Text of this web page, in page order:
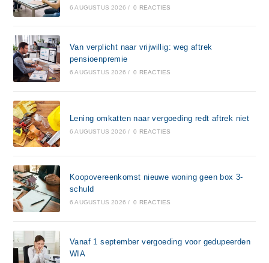
6 AUGUSTUS 2026 / 0 REACTIES
Van verplicht naar vrijwillig: weg aftrek
pensioenpremie
6 AUGUSTUS 2026 / 0 REACTIES
Lening omkatten naar vergoeding redt aftrek niet
6 AUGUSTUS 2026 / 0 REACTIES
Koopovereenkomst nieuwe woning geen box 3-
schuld
6 AUGUSTUS 2026 / 0 REACTIES
Vanaf 1 september vergoeding voor gedupeerden
WIA